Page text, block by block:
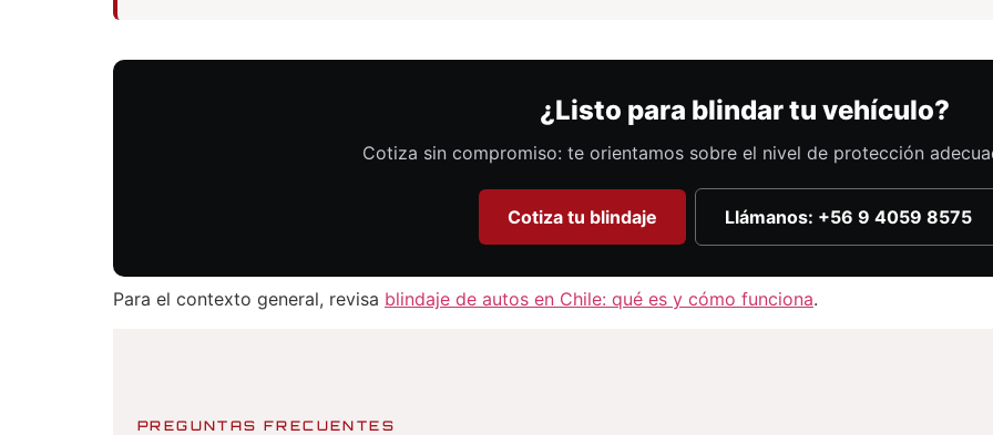
¿Listo para blindar tu vehículo?
Cotiza sin compromiso: te orientamos sobre el nivel de protección
Cotiza tu blindaje Llámanos: +56 9 4059 8575
Para el contexto general, revisa blindaje de autos en Chile: qué es y cómo funciona.
PREGUNTAS FRECUENTES